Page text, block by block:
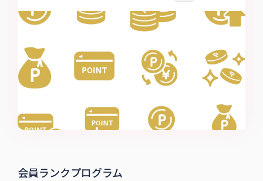
代の変化や立場の違いからポイントプログラムの潮流に
会員ランクプログラム